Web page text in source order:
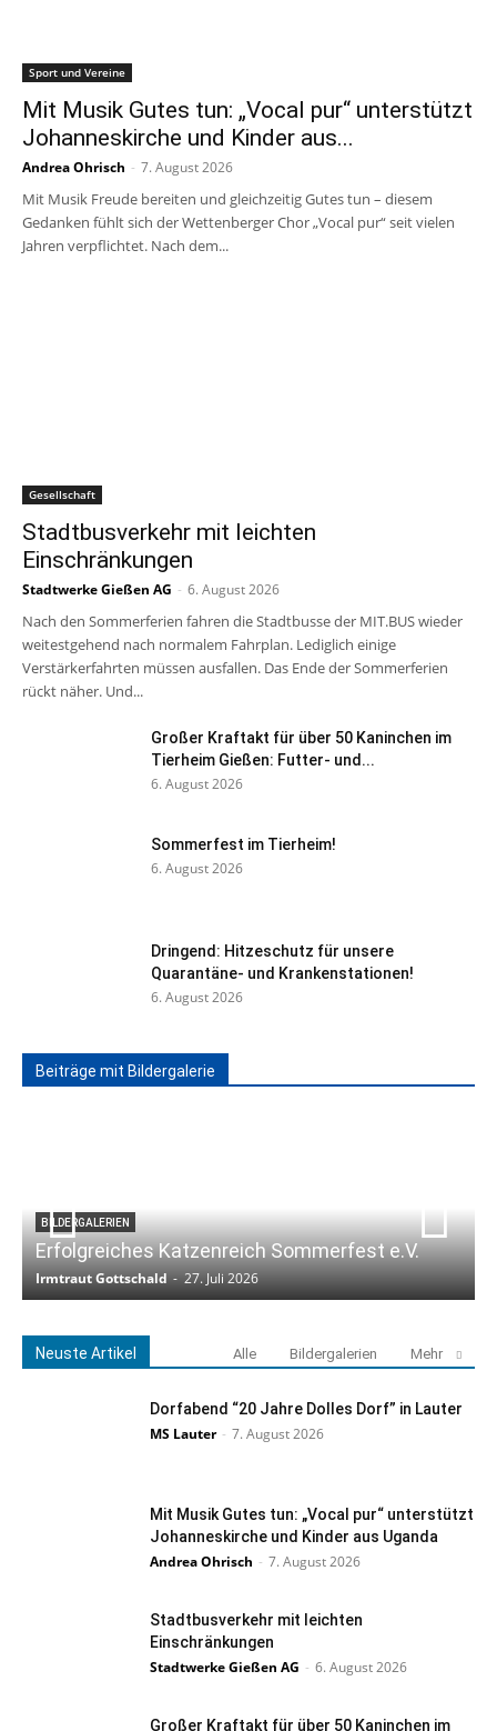
Sport und Vereine
Mit Musik Gutes tun: „Vocal pur“ unterstützt
Johanneskirche und Kinder aus...
Andrea Ohrisch - 7. August 2026
Mit Musik Freude bereiten und gleichzeitig Gutes tun – diesem
Gedanken fühlt sich der Wettenberger Chor „Vocal pur“ seit vielen
Jahren verpflichtet. Nach dem...
Gesellschaft
Stadtbusverkehr mit leichten
Einschränkungen
Stadtwerke Gießen AG - 6. August 2026
Nach den Sommerferien fahren die Stadtbusse der MIT.BUS wieder
weitestgehend nach normalem Fahrplan. Lediglich einige
Verstärkerfahrten müssen ausfallen. Das Ende der Sommerferien
rückt näher. Und...
Großer Kraftakt für über 50 Kaninchen im
Tierheim Gießen: Futter- und...
6. August 2026
Sommerfest im Tierheim!
6. August 2026
Dringend: Hitzeschutz für unsere
Quarantäne- und Krankenstationen!
6. August 2026
Beiträge mit Bildergalerie
BILDERGALERIEN
Erfolgreiches Katzenreich Sommerfest e.V.
Irmtraut Gottschald - 27. Juli 2026
Neuste Artikel Alle Bildergalerien Mehr
Dorfabend “20 Jahre Dolles Dorf” in Lauter
MS Lauter - 7. August 2026
Mit Musik Gutes tun: „Vocal pur“ unterstützt
Johanneskirche und Kinder aus Uganda
Andrea Ohrisch - 7. August 2026
Stadtbusverkehr mit leichten
Einschränkungen
Stadtwerke Gießen AG - 6. August 2026
Großer Kraftakt für über 50 Kaninchen im